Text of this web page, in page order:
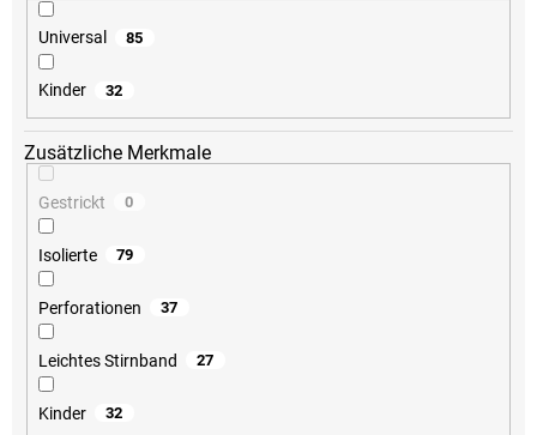
Universal 85
Kinder 32
Zusätzliche Merkmale
Gestrickt 0
Isolierte 79
Perforationen 37
Leichtes Stirnband 27
Kinder 32